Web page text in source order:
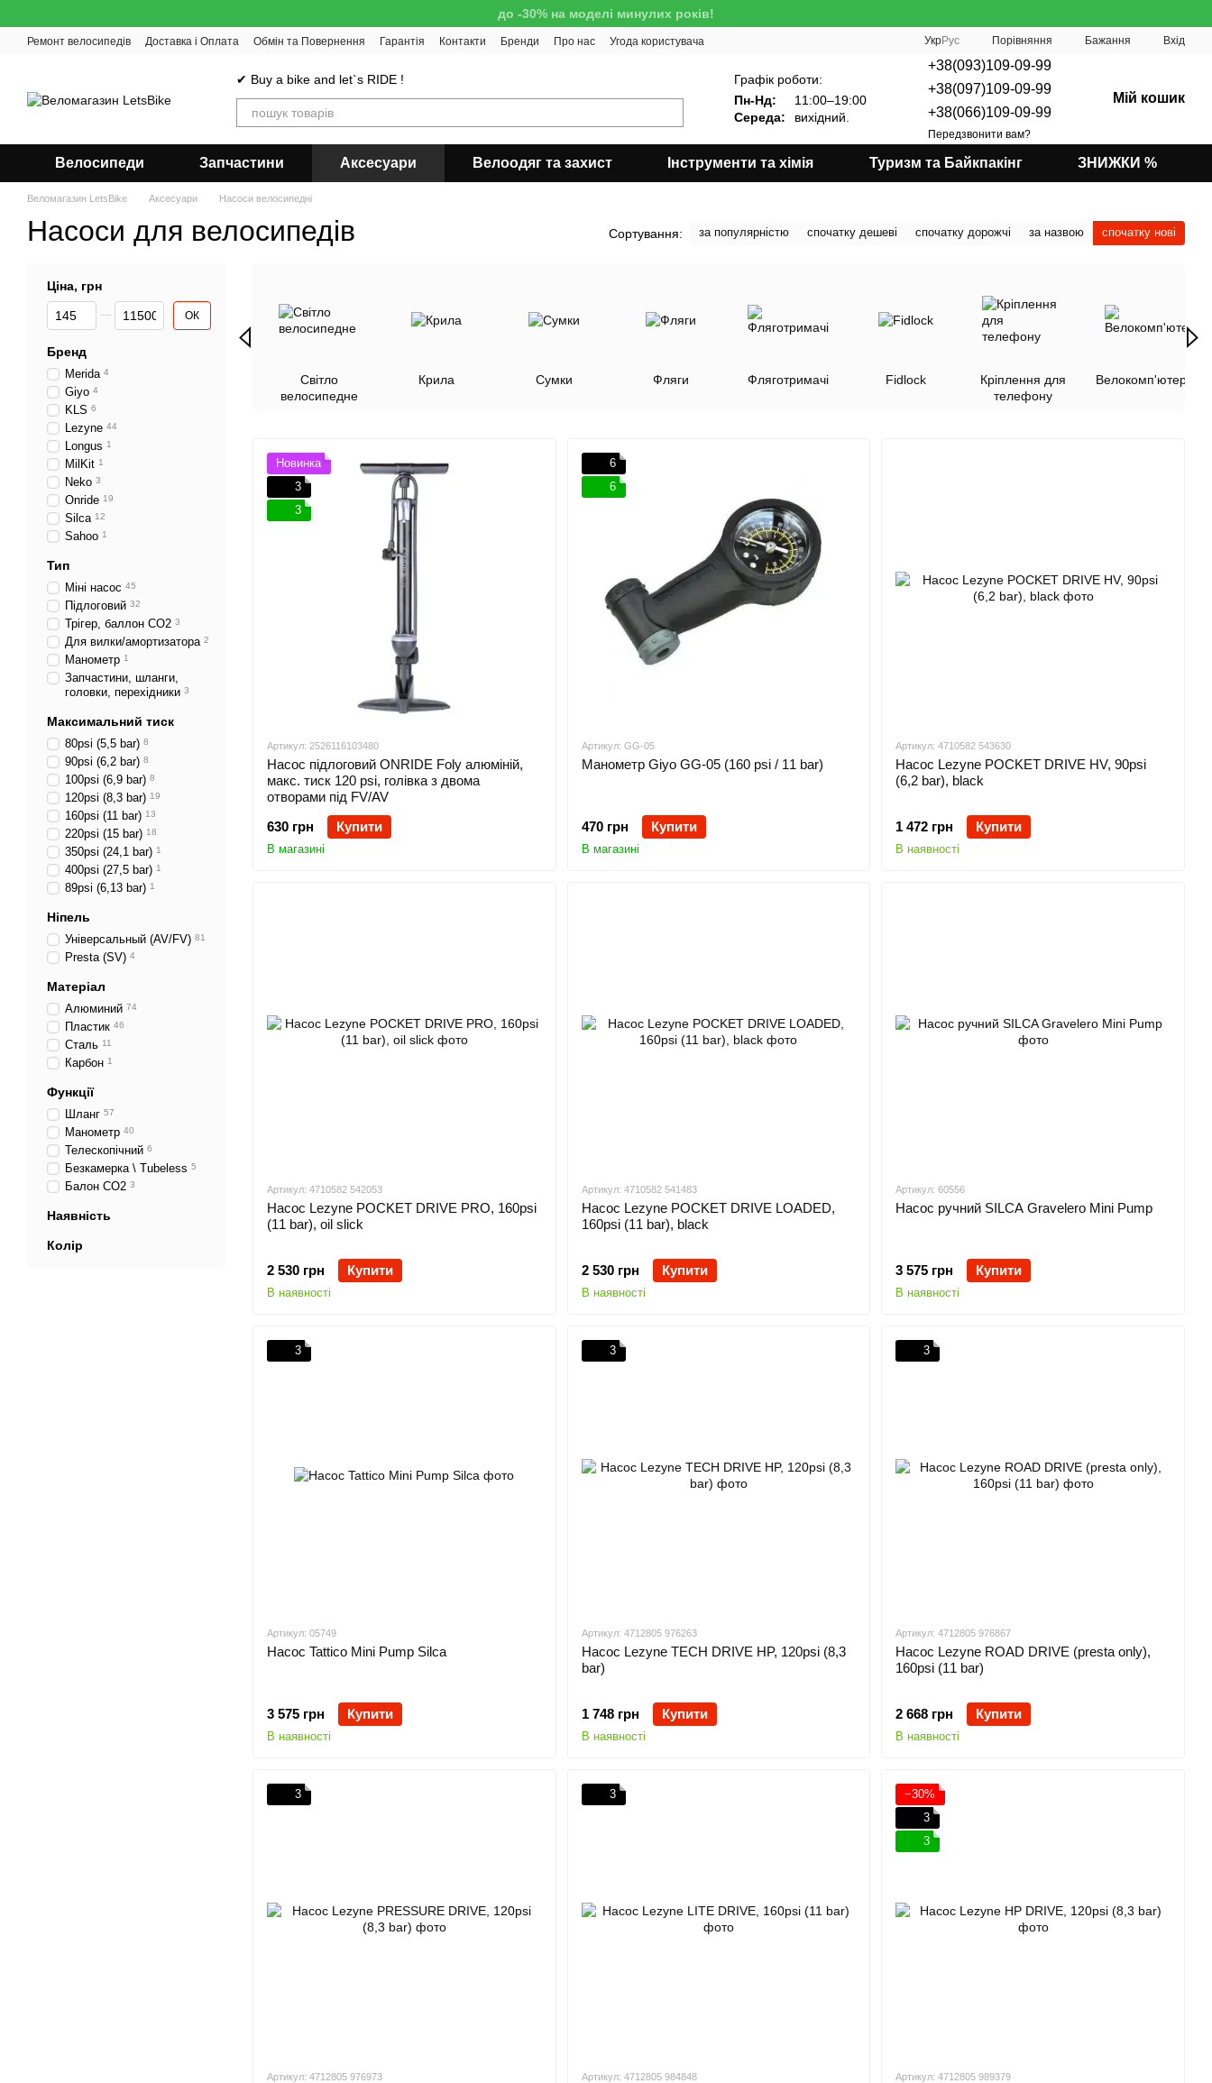
до -30% на моделі минулих років!
Ремонт велосипедів Доставка і Оплата Обмін та Повернення Гарантія Контакти Бренди Про нас Угода користувача УкрРус Порівняння Бажання Вхід
✔ Buy a bike and let`s RIDE !
Графік роботи:
Пн-Нд:
11:00–19:00
Середа:
вихідний.
+38(093)109-09-99
+38(097)109-09-99
+38(066)109-09-99
Передзвонити вам?
Мій кошик
Велосипеди Запчастини Аксесуари Велоодяг та захист Інструменти та хімія Туризм та Байкпакінг ЗНИЖКИ %
Веломагазин LetsBike Аксесуари Насоси велосипедні
Насоси для велосипедів Сортування: за популярністю спочатку дешеві спочатку дорожчі за назвою спочатку нові
Світло
велосипедне
Крила Сумки Фляги Фляготримачі Fidlock
Кріплення для
телефону
Велокомп'ютери
Новинка
3
3
Артикул: 2526116103480
Насос підлоговий ONRIDE Foly алюміній,
макс. тиск 120 psi, голівка з двома
отворами під FV/AV
630 грн
Купити
В магазині
6
6
Артикул: GG-05
Манометр Giyo GG-05 (160 psi / 11 bar)
470 грн Купити
В магазині
Артикул: 4710582 543630
Насос Lezyne POCKET DRIVE HV, 90psi
(6,2 bar), black
1 472 грн Купити
В наявності
Артикул: 4710582 542053
Насос Lezyne POCKET DRIVE PRO, 160psi
(11 bar), oil slick
2 530 грн Купити
В наявності
Артикул: 4710582 541483
Насос Lezyne POCKET DRIVE LOADED,
160psi (11 bar), black
2 530 грн Купити
В наявності
Артикул: 60556
Насос ручний SILCA Gravelero Mini Pump
3 575 грн Купити
В наявності
3
Артикул: 05749
Насос Tattico Mini Pump Silca
3 575 грн Купити
В наявності
3
Артикул: 4712805 976263
Насос Lezyne TECH DRIVE HP, 120psi (8,3
bar)
1 748 грн Купити
В наявності
3
Артикул: 4712805 976867
Насос Lezyne ROAD DRIVE (presta only),
160psi (11 bar)
2 668 грн Купити
В наявності
3
Артикул: 4712805 976973
3
Артикул: 4712805 984848
−30%
3
3
Артикул: 4712805 989379
Ціна, грн
Від Ціна, грн
До Ціна, грн ОК
Бренд
Merida 4
Giyo 4
KLS 6
Lezyne 44
Longus 1
MilKit 1
Neko 3
Onride 19
Silca 12
Sahoo 1
Тип
Міні насос 45
Підлоговий 32
Трігер, баллон СO2 3
Для вилки/амортизатора 2
Манометр 1
Запчастини, шланги,
головки, перехідники 3
Максимальний тиск
80psi (5,5 bar) 8
90psi (6,2 bar) 8
100psi (6,9 bar) 8
120psi (8,3 bar) 19
160psi (11 bar) 13
220psi (15 bar) 18
350psi (24,1 bar) 1
400psi (27,5 bar) 1
89psi (6,13 bar) 1
Ніпель
Універсальный (AV/FV) 81
Presta (SV) 4
Матеріал
Алюминий 74
Пластик 46
Сталь 11
Карбон 1
Функції
Шланг 57
Манометр 40
Телескопічний 6
Безкамерка \ Tubeless 5
Балон СO2 3
Наявність
Колір